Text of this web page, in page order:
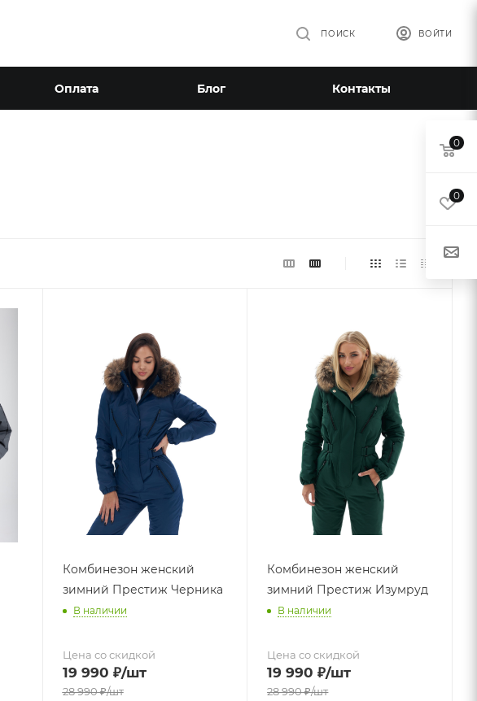
ВОЙТИ
ПОИСК
Оплата Блог Контакты
Комбинезон женский
зимний Престиж Черника
В наличии
Цена со скидкой
19 990 ₽/шт
28 990₽/шт
Комбинезон женский
зимний Престиж Изумруд
В наличии
Цена со скидкой
19 990 ₽/шт
28 990₽/шт
0
0